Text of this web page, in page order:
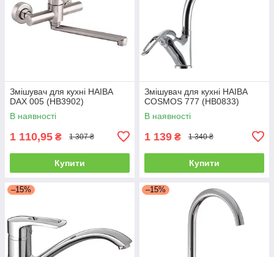
Змішувач для кухні HAIBA
DAX 005 (HB3902)
В наявності
1 110,95 ₴ 1 307 ₴
Купити
Змішувач для кухні HAIBA
COSMOS 777 (HB0833)
В наявності
1 139 ₴ 1 340 ₴
Купити
–15% –15%